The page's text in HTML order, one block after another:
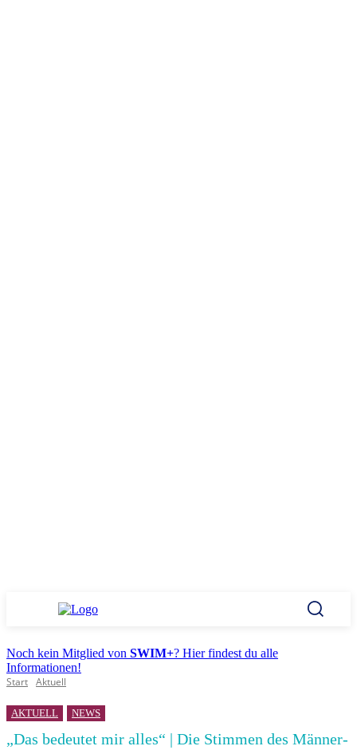
Noch kein Mitglied von SWIM+? Hier findest du alle
Informationen!
Start Aktuell
AKTUELL NEWS
„Das bedeutet mir alles“ | Die Stimmen des Männer-